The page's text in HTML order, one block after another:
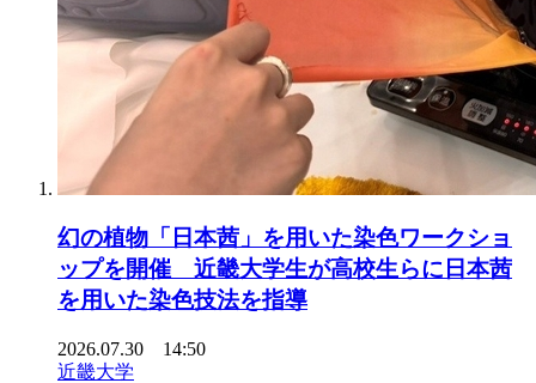
幻の植物「日本茜」を用いた染色ワークショ
ップを開催 近畿大学生が高校生らに日本茜
を用いた染色技法を指導
2026.07.30 14:50
近畿大学